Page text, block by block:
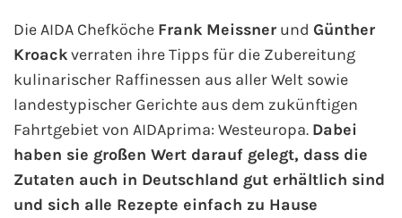
AIDA Südostasien
AIDA Weltreisen
Alle AIDA Häfen
Mein Schiff Reiseziele
Mein Schiff Karibik
Die AIDA Chefköche Frank Meissner und Günther
Kroackverraten ihre Tipps für die Zubereitung
kulinarischer Raffinessen aus aller Welt sowie
landestypischer Gerichte aus dem zukünftigen
Fahrtgebiet von AIDAprima: Westeuropa. Dabei
haben sie großen Wert darauf gelegt, dass die
Zutaten auch in Deutschland gut erhältlich sind
und sich alle Rezepte einfach zu Hause